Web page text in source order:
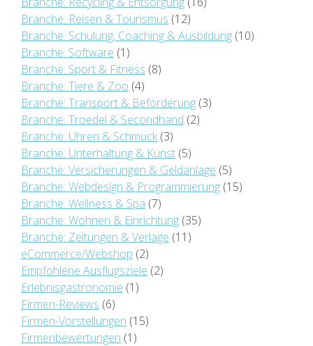
Branche: Reisen & Tourismus (12)
Branche: Schulung, Coaching & Ausbildung (10)
Branche: Software (1)
Branche: Sport & Fitness (8)
Branche: Tiere & Zoo (4)
Branche: Transport & Beförderung (3)
Branche: Troedel & Secondhand (2)
Branche: Uhren & Schmuck(3)
Branche: Unterhaltung & Kunst (5)
Branche: Versicherungen & Geldanlage (5)
Branche: Webdesign & Programmierung (15)
Branche: Wellness & Spa (7)
Branche: Wohnen & Einrichtung (35)
Branche: Zeitungen & Verlage (11)
eCommerce/Webshop (2)
Empfohlene Ausflugsziele (2)
Erlebnisgastronomie (1)
Firmen-Reviews (6)
Firmen-Vorstellungen (15)
Firmenbewertungen (1)